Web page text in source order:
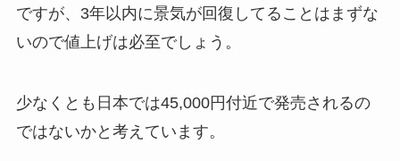
ですが、3年以内に景気が回復してることはまずな
いので値上げは必至でしょう。
少なくとも日本では45,000円付近で発売されるの
ではないかと考えています。